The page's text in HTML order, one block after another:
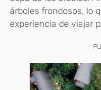
árboles frondosos, lo
experiencia de viajar